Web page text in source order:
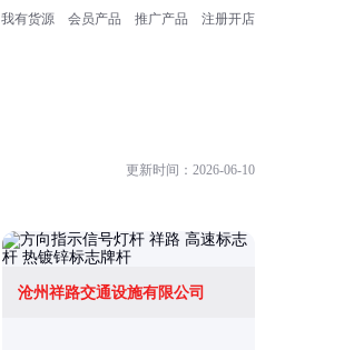
我有货源 会员产品 推广产品 注册开店
更新时间：2026-06-10
沧州祥路交通设施有限公司